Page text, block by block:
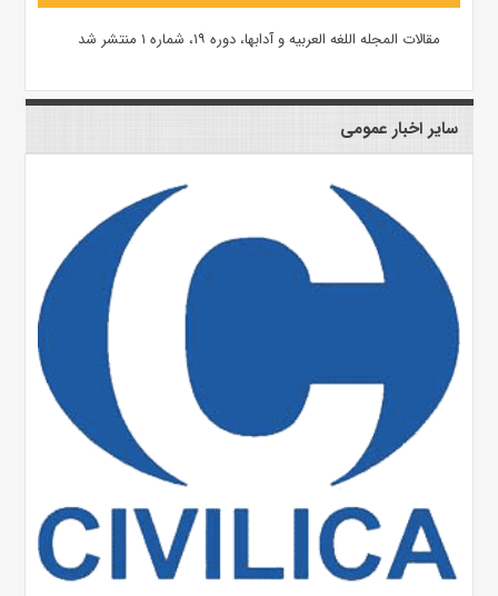
مقالات المجله اللغه العربیه و آدابها، دوره ۱۹، شماره ۱ منتشر شد
سایر اخبار عمومی